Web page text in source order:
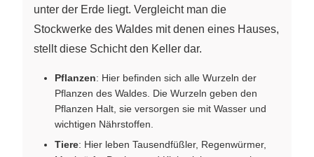
unter der Erde liegt. Vergleicht man die
Stockwerke des Waldes mit denen eines Hauses,
stellt diese Schicht den Keller dar.
Pflanzen: Hier befinden sich alle Wurzeln der
Pflanzen des Waldes. Die Wurzeln geben den
Pflanzen Halt, sie versorgen sie mit Wasser und
wichtigen Nährstoffen.
Tiere: Hier leben Tausendfüßler, Regenwürmer,